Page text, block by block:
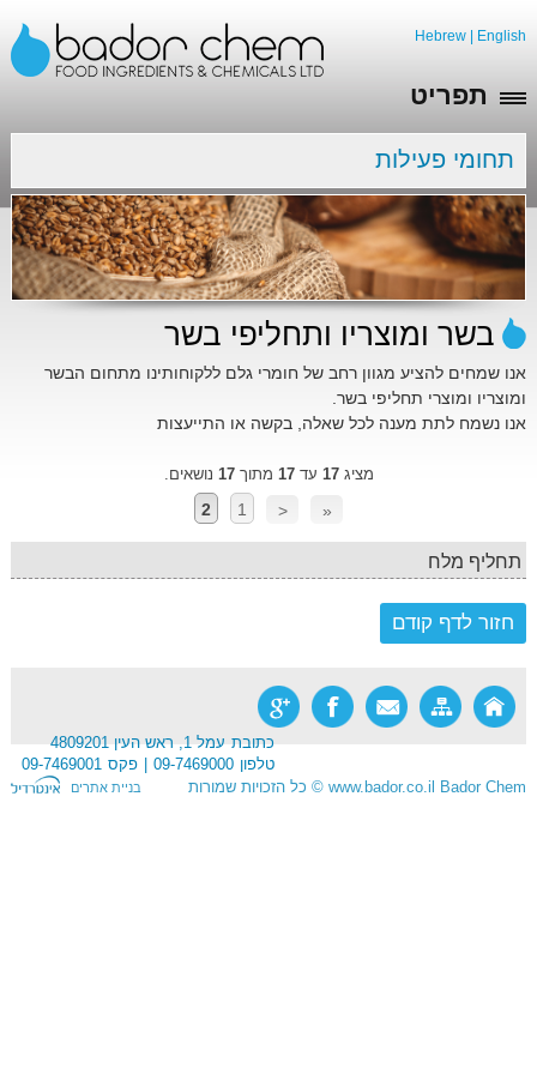
Hebrew English
תפריט
תחומי פעילות
בשר ומוצריו ותחליפי בשר
אנו שמחים להציע מגוון רחב של חומרי גלם ללקוחותינו מתחום הבשר
ומוצריו ומוצרי תחליפי בשר.
אנו נשמח לתת מענה לכל שאלה, בקשה או התייעצות
מציג17 עד17 מתוך17 נושאים.
«
<
1
2
תחליף מלח
כתובת עמל 1, ראש העין 4809201
טלפון 09-7469000 פקס 09-7469001
Bador Chem
www.bador.co.il
© כל הזכויות שמורות בניית אתרים